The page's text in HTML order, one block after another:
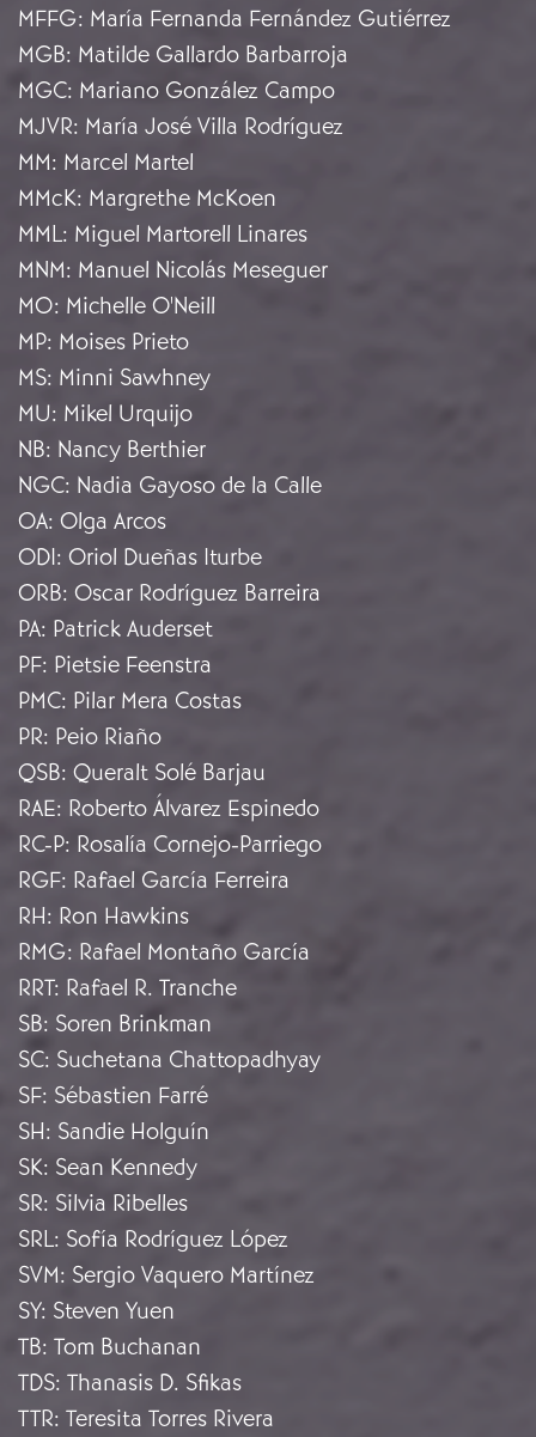
MFFG: María Fernanda Fernández Gutiérrez
MGB: Matilde Gallardo Barbarroja
MGC: Mariano González Campo
MJVR: María José Villa Rodríguez
MM: Marcel Martel
MMcK: Margrethe McKoen
MML: Miguel Martorell Linares
MNM: Manuel Nicolás Meseguer
MO: Michelle O'Neill
MP: Moises Prieto
MS: Minni Sawhney
MU: Mikel Urquijo
NB: Nancy Berthier
NGC: Nadia Gayoso de la Calle
OA: Olga Arcos
ODI: Oriol Dueñas Iturbe
ORB: Oscar Rodríguez Barreira
PA: Patrick Auderset
PF: Pietsie Feenstra
PMC: Pilar Mera Costas
PR: Peio Riaño
QSB: Queralt Solé Barjau
RAE: Roberto Álvarez Espinedo
RC-P: Rosalía Cornejo-Parriego
RGF: Rafael García Ferreira
RH: Ron Hawkins
RMG: Rafael Montaño García
RRT: Rafael R. Tranche
SB: Soren Brinkman
SC: Suchetana Chattopadhyay
SF: Sébastien Farré
SH: Sandie Holguín
SK: Sean Kennedy
SR: Silvia Ribelles
SRL: Sofía Rodríguez López
SVM: Sergio Vaquero Martínez
SY: Steven Yuen
TB: Tom Buchanan
TDS: Thanasis D. Sfikas
TTR: Teresita Torres Rivera